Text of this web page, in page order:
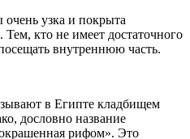
узка и покрыта
кто не имеет достаточного
внутреннюю часть.
в Египте кладбищем
дословно название
рифом». Это